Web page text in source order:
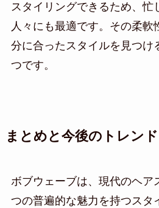
スタイリングできるため、忙
人々にも最適です。その柔軟
分に合ったスタイルを見つけ
つです。
まとめと今後のトレンド
ボブウェーブは、現代のヘア
つの普遍的な魅力を持つスタ